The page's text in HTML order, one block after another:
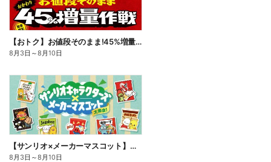
【おトク】お値段そのまま!45%増量作戦!
8月3日 ～8月10日
【サンリオ×メーカーマスコット】オリジナルグッズ貰える!
8月3日 ～8月10日